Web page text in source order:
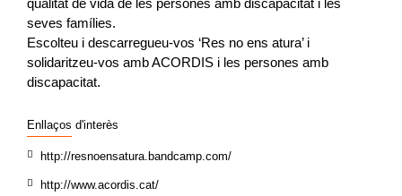
qualitat de vida de les persones amb discapacitat i les
seves famílies.
Escolteu i descarregueu-vos ‘Res no ens atura’ i
solidaritzeu-vos amb ACORDIS i les persones amb
discapacitat.
Enllaços d'interès
http://resnoensatura.bandcamp.com/
http://www.acordis.cat/